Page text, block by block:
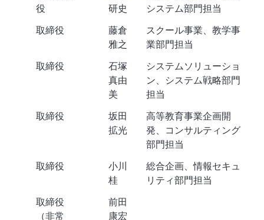
役
研史
システム部門担当
取締役
藤倉
雅之
スクール事業、教学事
業部門担当
取締役
石塚
真由
美
システムソリューショ
ン、システム戦略部門
担当
取締役
坂田
拡光
高等教育事業企画開
発、コンサルティング
部門担当
取締役
小川
桂
総合企画、情報セキュ
リティ部門担当
取締役
（非常
前田
康宏